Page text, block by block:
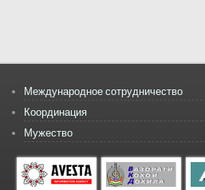
Международное сотрудничество
Координация
Мужество